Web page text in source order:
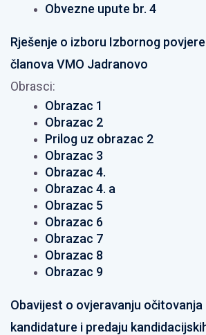
Obvezne upute br. 4
Rješenje o izboru Izbornog
članova VMO Jadranovo
Obrasci:
Obrazac 1
Obrazac 2
Prilog uz obrazac 2
Obrazac 3
Obrazac 4.
Obrazac 4. a
Obrazac 5
Obrazac 6
Obrazac 7
Obrazac 8
Obrazac 9
Obavijest o ovjeravanju očitovanja
kandidature i predaju